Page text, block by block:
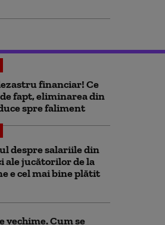
financiar! Ce
fapt, eliminarea din
spre faliment
despre salariile din
ale jucătorilor de la
e cel mai bine plătit
vechime. Cum se